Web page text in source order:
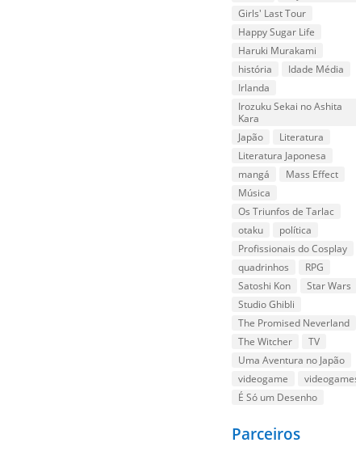
Girls' Last Tour
Happy Sugar Life
Haruki Murakami
história
Idade Média
Irlanda
Irozuku Sekai no Ashita
Kara
Japão
Literatura
Literatura Japonesa
mangá
Mass Effect
Música
Os Triunfos de Tarlac
otaku
política
Profissionais do Cosplay
quadrinhos
RPG
Satoshi Kon
Star Wars
Studio Ghibli
The Promised Neverland
The Witcher
TV
Uma Aventura no Japão
videogame
É Só um Desenho
Parceiros